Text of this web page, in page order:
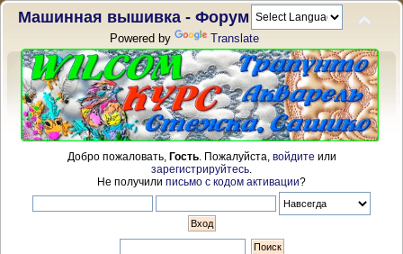
Машинная вышивка - Форум
Powered by Translate
Добро пожаловать, Гость. Пожалуйста, войдите или
зарегистрируйтесь
Не получили письмо с кодом активации?